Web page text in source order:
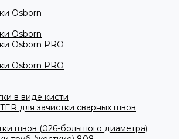
Osborn
Osborn
Osborn PRO
Osborn PRO
в виде кисти
для зачистки сварных швов
швов (026-большого диаметра)